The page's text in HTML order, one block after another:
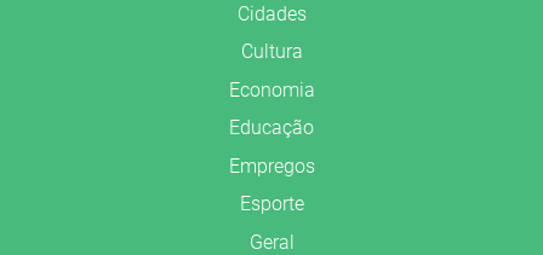
Cidades
Cultura
Economia
Educação
Empregos
Esporte
Geral